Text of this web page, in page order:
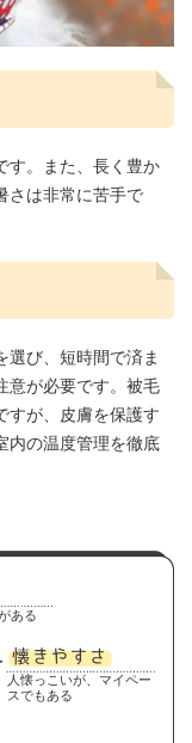
す。また、長く豊か
さは非常に苦手で
選び、短時間で済ま
意が必要です。被毛
すが、皮膚を保護す
内の温度管理を徹底
ある
人懐っこいが、マイペー
スでもある